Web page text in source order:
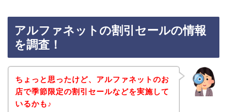
アルファネットの割引セールの情報
を調査！
ちょっと思ったけど、アルファネットのお
店で季節限定の割引セールなどを実施して
いるかも♪